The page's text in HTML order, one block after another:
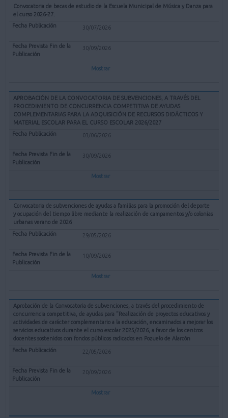
Convocatoria de becas de estudio de la Escuela Municipal de Música y Danza para
el curso 2026-27.
30/07/2026
30/09/2026
Mostrar
APROBACIÓN DE LA CONVOCATORIA DE SUBVENCIONES, A TRAVÉS DEL
PROCEDIMIENTO DE CONCURRENCIA COMPETITIVA DE AYUDAS
COMPLEMENTARIAS PARA LA ADQUISICIÓN DE RECURSOS DIDÁCTICOS Y
MATERIAL ESCOLAR PARA EL CURSO ESCOLAR 2026/2027
03/06/2026
30/09/2026
Mostrar
Convocatoria de subvenciones de ayudas a familias para la promoción del deporte
y ocupación del tiempo libre mediante la realización de campamentos y/o colonias
urbanas verano de 2026
29/05/2026
10/09/2026
Mostrar
Aprobación de la Convocatoria de subvenciones, a través del procedimiento de
concurrencia competitiva, de ayudas para "Realización de proyectos educativos y
actividades de carácter complementario a la educación, encaminados a mejorar los
servicios educativos durante el curso escolar 2025/2026, a favor de los centros
docentes sostenidos con fondos públicos radicados en Pozuelo de Alarcón
22/05/2026
20/09/2026
Mostrar